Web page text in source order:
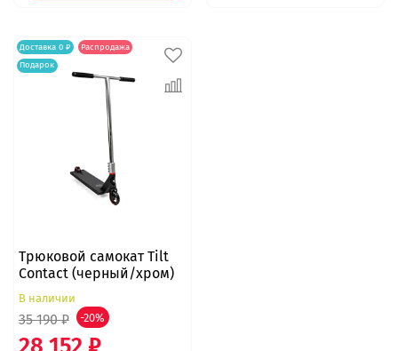
Доставка 0 ₽
Распродажа
Подарок
Трюковой самокат Tilt
Contact (черный/хром)
В наличии
35 190 ₽ -20%